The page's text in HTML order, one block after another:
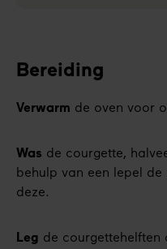
Bereiding
Verwarm de oven voor
Was de courgette,
behulp van een lepel
deze.
Leg de courgettehelften